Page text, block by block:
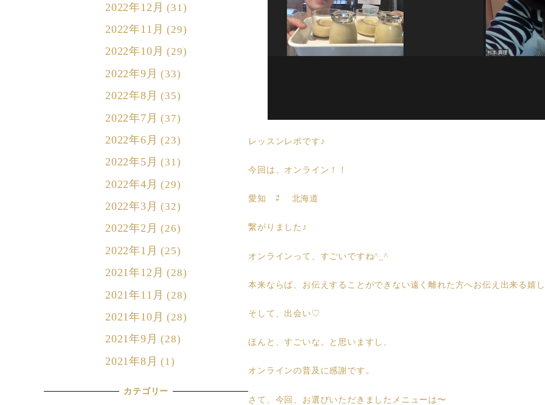
レッスンレポです♪
今回は、オンライン！！
愛知 ⇄ 北海道
繋がりました♪
オンラインって、すごいですね^_^
本来ならば、お伝えすることができない遠く離れた方へお伝え出来る嬉
そして、出会い♡
ほんと、すごいな。と思いますし、
オンラインの普及に感謝です。
さて、今回、お選びいただきましたメニューは〜
2022年12月 (31)
2022年11月 (29)
2022年10月 (29)
2022年9月 (33)
2022年8月 (35)
2022年7月 (37)
2022年6月 (23)
2022年5月 (31)
2022年4月 (29)
2022年3月 (32)
2022年2月 (26)
2022年1月 (25)
2021年12月 (28)
2021年11月 (28)
2021年10月 (28)
2021年9月 (28)
2021年8月 (1)
カテゴリー